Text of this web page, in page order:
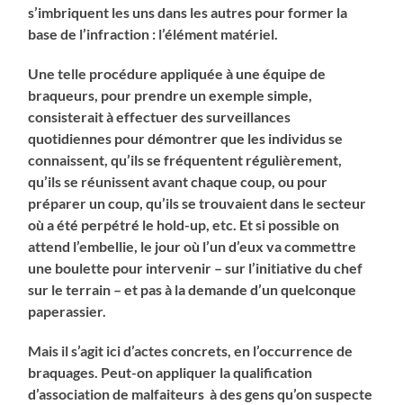
s’imbriquent les uns dans les autres pour former la
base de l’infraction : l’élément matériel.
Une telle procédure appliquée à une équipe de
braqueurs, pour prendre un exemple simple,
consisterait à effectuer des surveillances
quotidiennes pour démontrer que les individus se
connaissent, qu’ils se fréquentent régulièrement,
qu’ils se réunissent avant chaque coup, ou pour
préparer un coup, qu’ils se trouvaient dans le secteur
où a été perpétré le hold-up, etc. Et si possible on
attend l’embellie, le jour où l’un d’eux va commettre
une boulette pour intervenir – sur l’initiative du chef
sur le terrain – et pas à la demande d’un quelconque
paperassier.
Mais il s’agit ici d’actes concrets, en l’occurrence de
braquages. Peut-on appliquer la qualification
d’association de malfaiteurs à des gens qu’on suspecte